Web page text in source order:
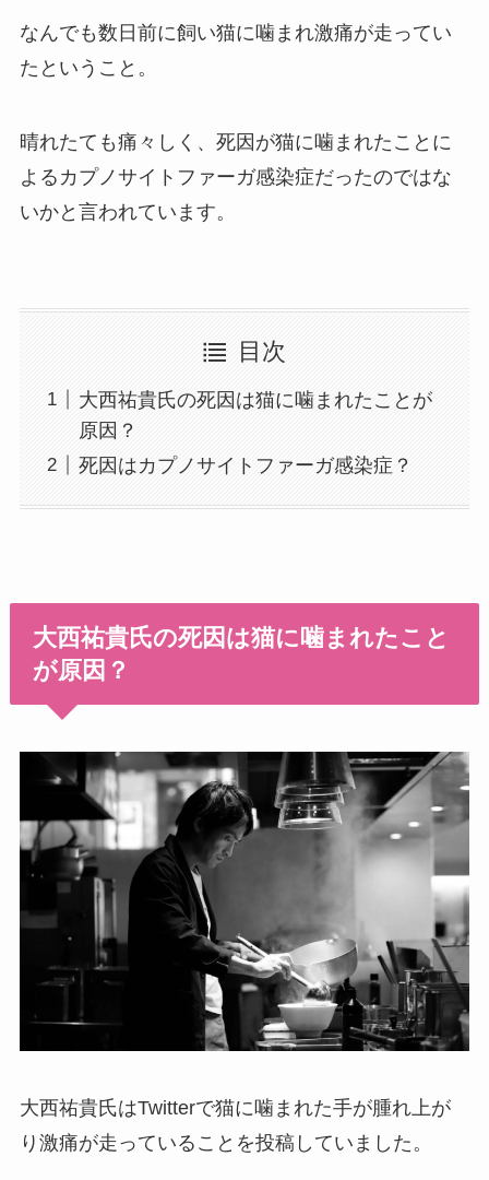
なんでも数日前に飼い猫に噛まれ激痛が走ってい
たということ。
晴れたても痛々しく、死因が猫に噛まれたことに
よるカプノサイトファーガ感染症だったのではな
いかと言われています。
目次
大西祐貴氏の死因は猫に噛まれたことが
原因？
死因はカプノサイトファーガ感染症？
大西祐貴氏の死因は猫に噛まれたこと
が原因？
大西祐貴氏はTwitterで猫に噛まれた手が腫れ上が
り激痛が走っていることを投稿していました。